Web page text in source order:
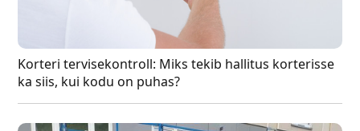
Korteri tervisekontroll: Miks tekib hallitus korterisse
ka siis, kui kodu on puhas?